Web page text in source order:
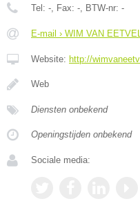
Tel: -, Fax: -, BTW-nr: -
E-mail › WIM VAN
Website: http://
Web
Diensten onbekend
Openingstijden onbekend
Sociale media: